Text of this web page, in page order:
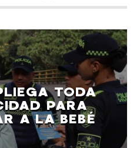
TODA
PARA
A LA BEBÉ